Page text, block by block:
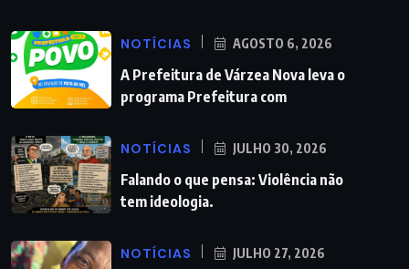
NOTÍCIAS AGOSTO 6, 2026
A Prefeitura de Várzea Nova leva o
programa Prefeitura com
NOTÍCIAS JULHO 30, 2026
Falando o que pensa: Violência não
tem ideologia.
NOTÍCIAS JULHO 27, 2026